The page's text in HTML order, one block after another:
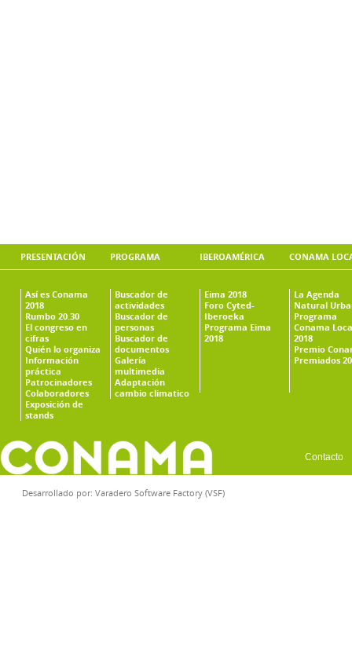
PRESENTACIÓN
Así es Conama
2018
Rumbo 20.30
El congreso en
cifras
Quién lo organiza
Información
práctica
Patrocinadores
Colaboradores
Exposición de
stands
PROGRAMA
Buscador de
actividades
Buscador de
personas
Buscador de
documentos
Galería
multimedia
Adaptación
cambio climatico
IBEROAMÉRICA
Eima 2018
Foro Cyted-
Iberoeka
Programa Eima
2018
CONAMA
La Agenda
Natural
Programa
Conama
2018
Premio
Premiados
Contacto
Desarrollado por: Varadero Software Factory (VSF)